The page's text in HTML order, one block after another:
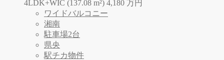
4LDK+WIC (137.08 m²) 4,180 万円
ワイドバルコニー
湘南
駐車場2台
県央
駅チカ物件